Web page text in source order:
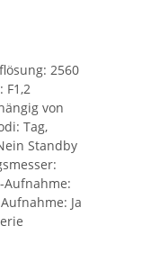
2560
F1,2
von
Tag,
Standby
Aufnahme:
Ja